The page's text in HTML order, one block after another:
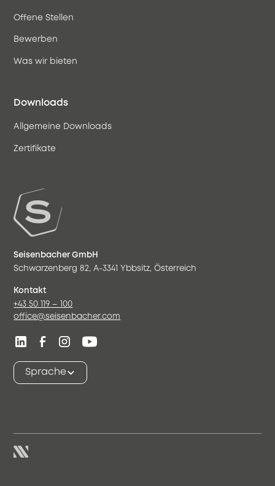
Offene Stellen
Bewerben
Was wir bieten
Downloads
Allgemeine Downloads
Zertifikate
Seisenbacher GmbH
Schwarzenberg 82, A-3341 Ybbsitz, Österreich
Kontakt
+43 50 119 – 100
office@seisenbacher.com
Sprache